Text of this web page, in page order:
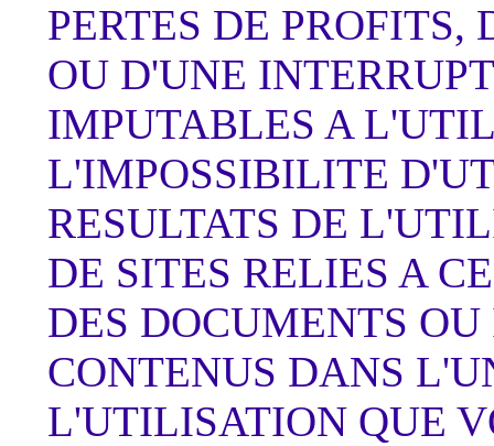
PERTES DE PROFITS,
OU D'UNE
IMPUTABLES A
L'IMPOSSIBILITE
RESULTATS DE
DE SITES RELIES A
DES DOCUMENTS
CONTENUS DANS
L'UTILISATION QUE